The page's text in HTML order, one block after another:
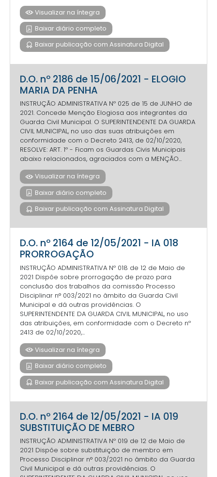
Visualizar na íntegra
Baixar diário completo
Baixar publicação com Assinatura Digital
D.O. nº 2186 de 15/06/2021 - ELOGIO
MARIA DA PENHA
INSTRUÇÃO ADMINISTRATIVA Nº 025 de 15 de JUNHO de
2021. Concede Menção Elogiosa aos integrantes da
Guarda Civil Municipal. O SUPERINTENDENTE DA GUARDA
CIVIL MUNICIPAL, no uso das suas atribuições em
conformidade com o Decreto 2413, de 02/10/2020,
RESOLVE: ART. 1º - Ficam os Guardas Civis Municipais
abaixo relacionados, agraciados com a MENÇÃO...
Visualizar na íntegra
Baixar diário completo
Baixar publicação com Assinatura Digital
D.O. nº 2164 de 12/05/2021 - IA 018
PRORROGAÇÃO
INSTRUÇÃO ADMINISTRATIVA Nº 018 de 12 de Maio de
2021 Dispõe sobre prorrogação de prazo para
conclusão dos trabalhos da comissão Processo
Disciplinar n° 003/2021 no âmbito da Guarda Civil
Municipal e dá outras providências. O
SUPERINTENDENTE DA GUARDA CIVIL MUNICIPAL, no uso
das atribuições, em conformidade com o Decreto nº
2413 de 02/10/2020,...
Visualizar na íntegra
Baixar diário completo
Baixar publicação com Assinatura Digital
D.O. nº 2164 de 12/05/2021 - IA 019
SUBSTITUIÇÃO DE MEBRO
INSTRUÇÃO ADMINISTRATIVA Nº 019 de 12 de Maio de
2021 Dispõe sobre substituição de membro em
Processo Disciplinar n° 003/2021 no âmbito da Guarda
Civil Municipal e dá outras providências. O